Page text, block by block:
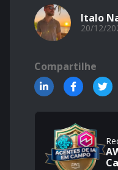
Italo
20/12/
Compartilhe